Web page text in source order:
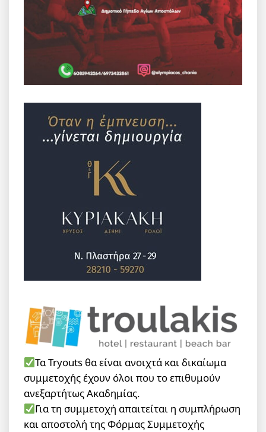
Τα Tryouts θα είναι ανοιχτά και δικαίωμα
συμμετοχής έχουν όλοι που το επιθυμούν
ανεξαρτήτως Ακαδημίας.
Για τη συμμετοχή απαιτείται η συμπλήρωση
και αποστολή της Φόρμας Συμμετοχής